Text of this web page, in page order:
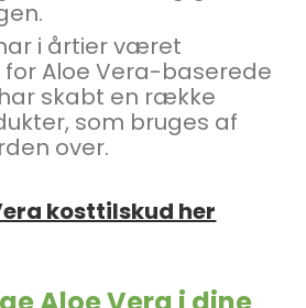
i årtier været
Aloe Vera-baserede
skabt en række
som bruges af
over.
kosttilskud her